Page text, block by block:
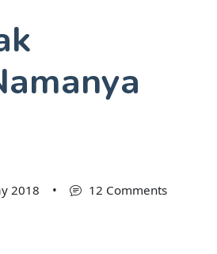
2018 • 12 Comments